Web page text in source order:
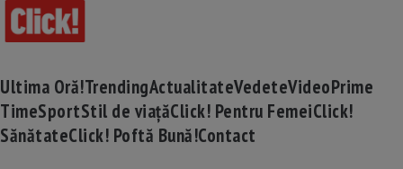
Ultima Oră!TrendingActualitateVedeteVideoPrime
TimeSportStil de viațăClick! Pentru FemeiClick!
SănătateClick! Poftă Bună!Contact